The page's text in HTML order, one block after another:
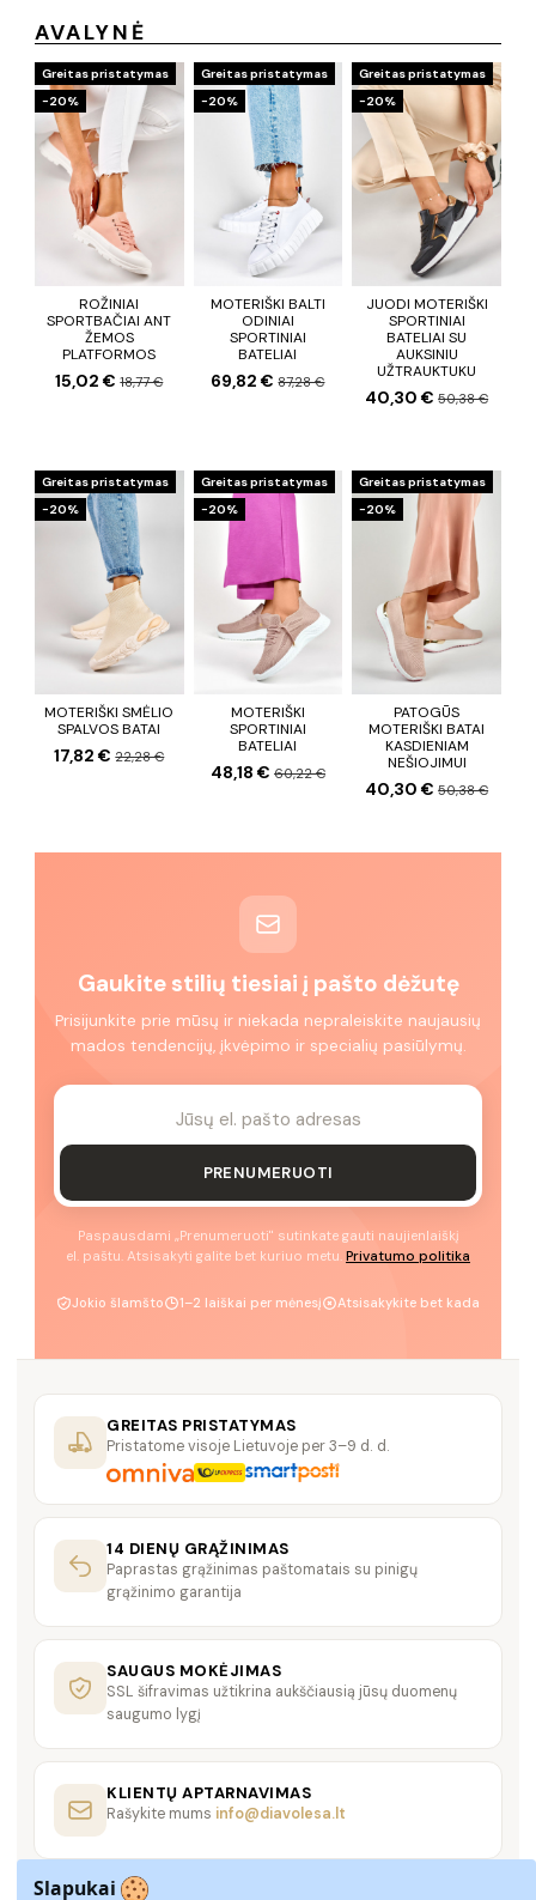
AVALYNĖ
Greitas pristatymas
−20%
ROŽINIAI
SPORTBAČIAI ANT
ŽEMOS
PLATFORMOS
15,02 €18,77 €
Greitas pristatymas
−20%
MOTERIŠKI BALTI
ODINIAI
SPORTINIAI
BATELIAI
69,82 €87,28 €
Greitas pristatymas
−20%
JUODI MOTERIŠKI
SPORTINIAI
BATELIAI SU
AUKSINIU
UŽTRAUKTUKU
40,30 €50,38 €
Greitas pristatymas
−20%
MOTERIŠKI SMĖLIO
SPALVOS BATAI
17,82 €22,28 €
Greitas pristatymas
−20%
MOTERIŠKI
SPORTINIAI
BATELIAI
48,18 € 60,22 €
Greitas pristatymas
−20%
PATOGŪS
MOTERIŠKI BATAI
KASDIENIAM
NEŠIOJIMUI
40,30 €50,38 €
Gaukite stilių tiesiai į pašto dėžutę
Prisijunkite prie mūsų ir niekada nepraleiskite naujausių
mados tendencijų, įkvėpimo ir specialių pasiūlymų.
PRENUMERUOTI
Paspausdami „Prenumeruoti" sutinkate gauti naujienlaiškį
el. paštu. Atsisakyti galite bet kuriuo metu. Privatumo politika
Jokio šlamšto 1–2 laiškai per mėnesį Atsisakykite bet kada
GREITAS PRISTATYMAS
Pristatome visoje Lietuvoje per 3–9 d. d.
14 DIENŲ GRĄŽINIMAS
Paprastas grąžinimas paštomatais su pinigų
grąžinimo garantija
SAUGUS MOKĖJIMAS
SSL šifravimas užtikrina aukščiausią jūsų duomenų
saugumo lygį
KLIENTŲ APTARNAVIMAS
Rašykite mums info@diavolesa.lt
Slapukai